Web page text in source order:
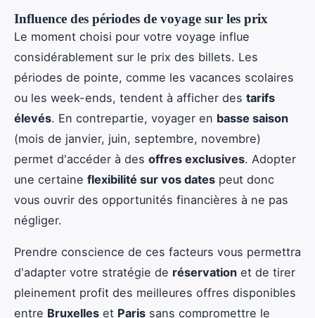
Influence des périodes de voyage sur les prix
Le moment choisi pour votre voyage influe
considérablement sur le prix des billets. Les
périodes de pointe, comme les vacances scolaires
ou les week-ends, tendent à afficher des tarifs
élevés. En contrepartie, voyager en basse saison
(mois de janvier, juin, septembre, novembre)
permet d'accéder à des offres exclusives. Adopter
une certaine flexibilité sur vos dates peut donc
vous ouvrir des opportunités financières à ne pas
négliger.
Prendre conscience de ces facteurs vous permettra
d'adapter votre stratégie de réservation et de tirer
pleinement profit des meilleures offres disponibles
entre Bruxelles et Paris sans compromettre le